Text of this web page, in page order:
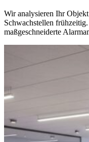
Wir analysieren Ihr
Schwachstellen
maßgeschneiderte